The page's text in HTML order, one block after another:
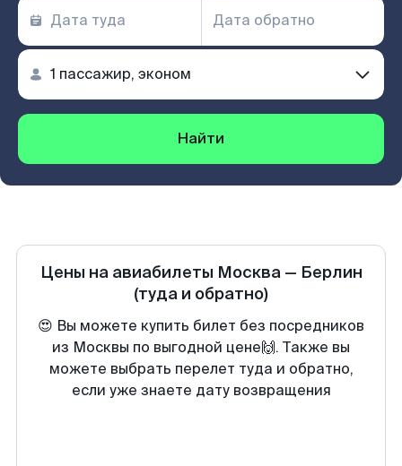
Найти
Цены на авиабилеты Москва— Берлин
(туда и обратно)
😍 Вы можете купить билет без посредников
из Москвы по выгодной цене🙌. Также вы
можете выбрать перелет туда и обратно,
если уже знаете дату возвращения